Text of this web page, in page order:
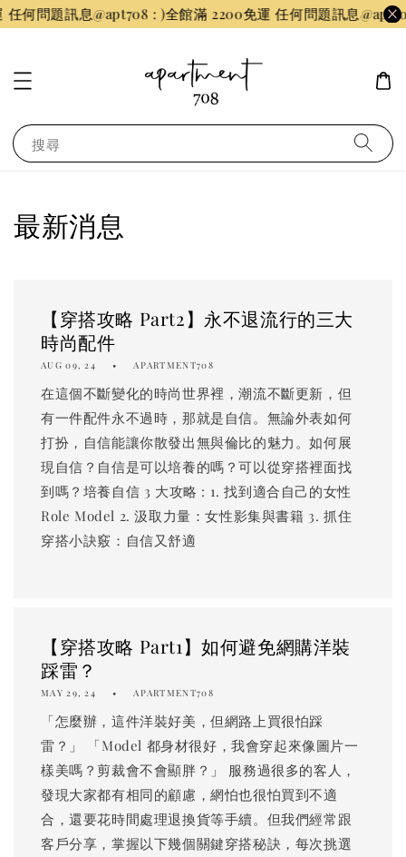
何問題訊息@apt708 : )全館滿 2200免運 任何問題訊息
搜尋
最新消息
【穿搭攻略 Part2】永不退流行的三大
時尚配件
AUG 09, 24 APARTMENT708
在這個不斷變化的時尚世界裡，潮流不斷更新，但
有一件配件永不過時，那就是自信。無論外表如何
打扮，自信能讓你散發出無與倫比的魅力。如何展
現自信？自信是可以培養的嗎？可以從穿搭裡面找
到嗎？培養自信 3 大攻略 : 1. 找到適合自己的女性
Role Model 2. 汲取力量：女性影集與書籍 3. 抓住
穿搭小訣竅：自信又舒適
【穿搭攻略 Part1】如何避免網購洋裝
踩雷？
MAY 29, 24 APARTMENT708
「怎麼辦，這件洋裝好美，但網路上買很怕踩
雷？」 「Model 都身材很好，我會穿起來像圖片一
樣美嗎？剪裁會不會顯胖？」 服務過很多的客人，
發現大家都有相同的顧慮，網怕也很怕買到不適
合，還要花時間處理退換貨等手續。但我們經常跟
客戶分享，掌握以下幾個關鍵穿搭秘訣，每次挑選